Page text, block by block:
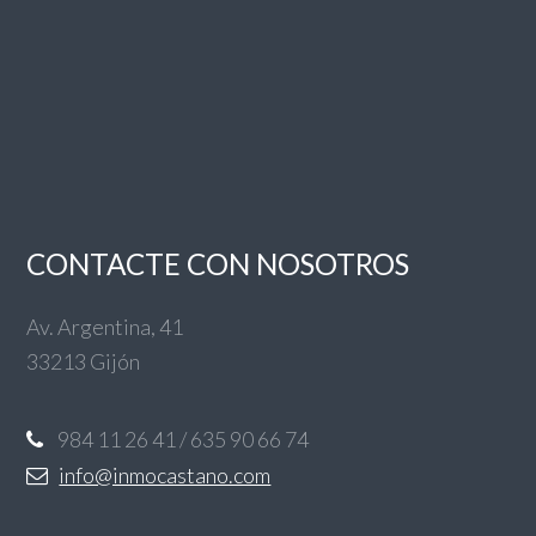
CONTACTE CON NOSOTROS
Av. Argentina, 41
33213 Gijón
984 11 26 41 / 635 90 66 74
info@inmocastano.com